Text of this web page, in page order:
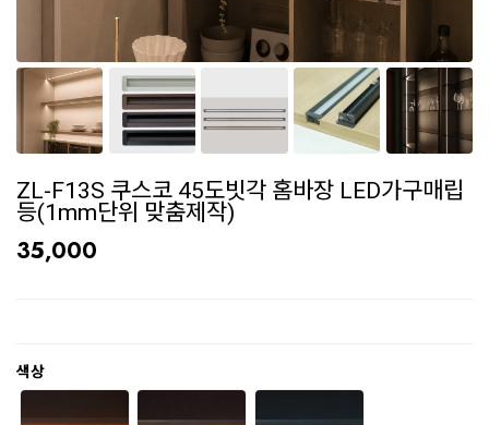
ZL-F13S 쿠스코 45도빗각 홈바장 LED가구매립
등(1mm단위 맞춤제작)
35,000
색상